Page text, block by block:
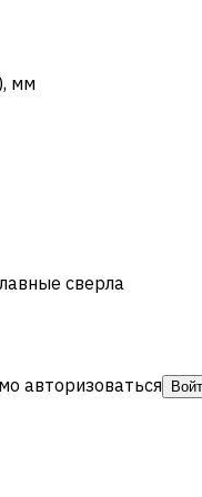
мм
сверла
авторизоваться